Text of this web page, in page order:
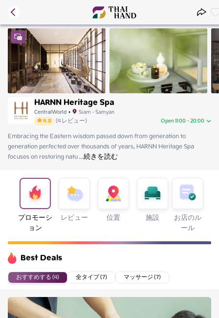
HARNN Heritage Spa
CentralWorld• Siam - Samyan
4.8 (4レビュー) Open 11:00 - 20:00
Thursday 11:00 - 20:00
Friday 11:00 - 20:00
Saturday
Monday 11:00 - 20:00
Tuesday 11:00 - 20:00
Wednesday 11:00 - 20:00
Embracing the Eastern wisdom passed down from generation to
generation perfected over thousands of years, HARNN Heritage Spa
focuses on restoring natu ...続きを読む
プロモーシ
ョン
レビュー 位置 施設 お店のル
ール
Best Deals
おすすめする (4) 全タイプ (7) マッサージ (7)